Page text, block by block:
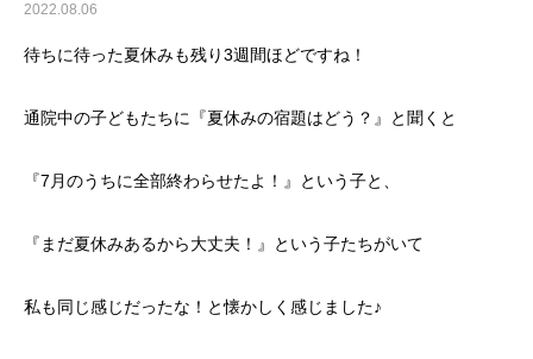
2022.08.06
待ちに待った夏休みも残り3週間ほどですね！
通院中の子どもたちに『夏休みの宿題はどう？』と聞くと
『7月のうちに全部終わらせたよ！』という子と、
『まだ夏休みあるから大丈夫！』という子たちがいて
私も同じ感じだったな！と懐かしく感じました♪